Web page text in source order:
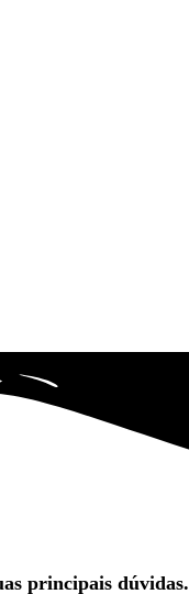
principais dúvidas.